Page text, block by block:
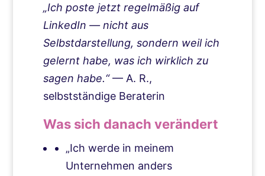
„Ich poste jetzt regelmäßig auf
LinkedIn — nicht aus
Selbstdarstellung, sondern weil ich
gelernt habe, was ich wirklich zu
sagen habe.“— A. R.,
selbstständige Beraterin
Was sich danach verändert
„Ich werde in meinem
Unternehmen anders